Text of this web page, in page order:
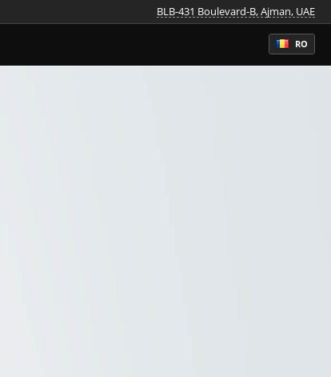
BLB-431 Boulevard-B, Ajman, UAE
RO